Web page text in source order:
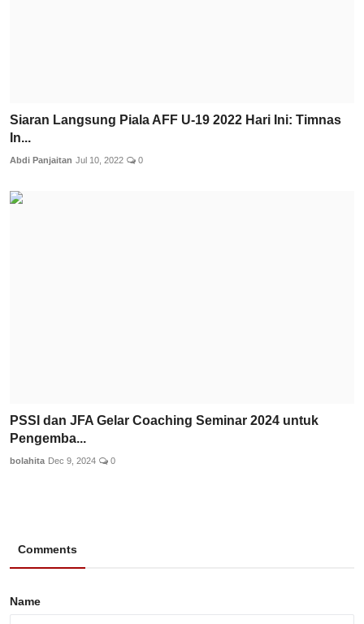
Siaran Langsung Piala AFF U-19 2022 Hari Ini: Timnas
In...
Abdi Panjaitan Jul 10, 2022 0
PSSI dan JFA Gelar Coaching Seminar 2024 untuk
Pengemba...
bolahita Dec 9, 2024 0
Comments
Name